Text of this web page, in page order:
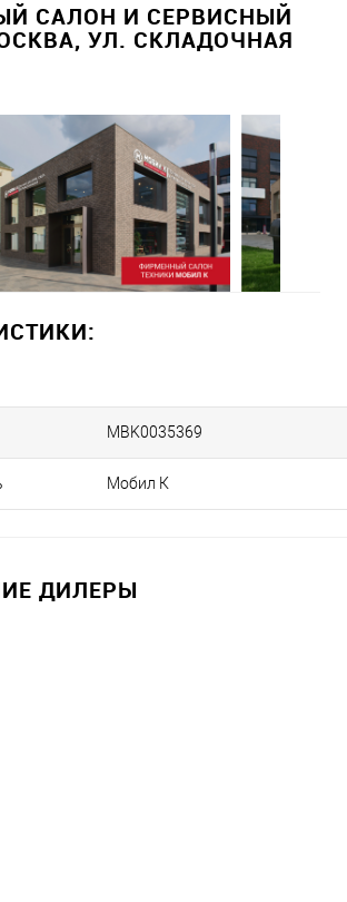
САЛОН И СЕРВИСНЫЙ
УЛ. СКЛАДОЧНАЯ
MBK0035369
Мобил К
ДИЛЕРЫ